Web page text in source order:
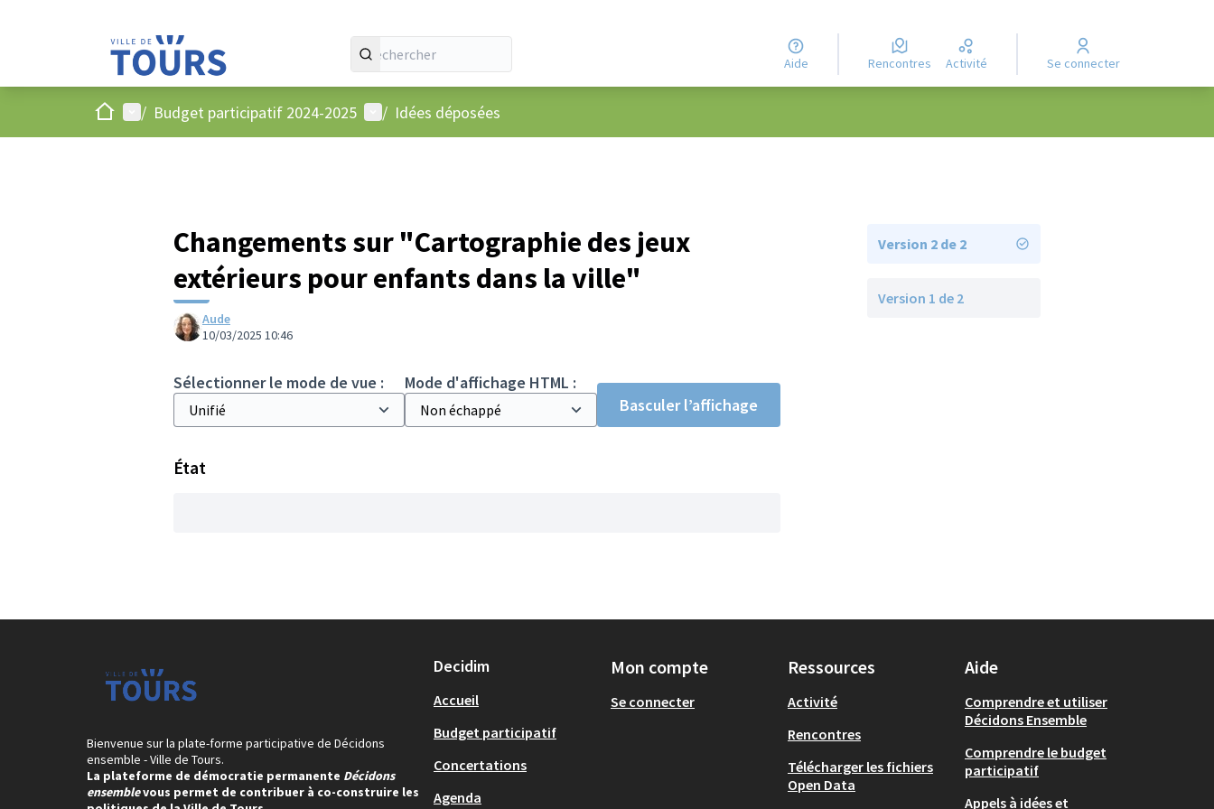
Aide Rencontres Activité Se connecter
AccueilMenu principal
/ Budget participatif 2024-2025 Menu utilisateur
/ Idées déposées
Changements sur "Cartographie des jeux
extérieurs pour enfants dans la ville"
Aude
10/03/2025 10:46
Sélectionner le mode de vue :
Mode d'affichage HTML :
Basculer l’affichage
État
Version 2 de 2
Version 1 de 2
Bienvenue sur la plate-forme participative de Décidons
ensemble - Ville de Tours.
La plateforme de démocratie permanente Décidons
ensemblevous permet de contribuer à co-construire les
Decidim
Accueil
Budget participatif
Concertations
Agenda
Mon compte
Se connecter
Ressources
Activité
Rencontres
Télécharger les fichiers
Open Data
Aide
Comprendre et utiliser
Décidons Ensemble
Comprendre le budget
participatif
Appels à idées et